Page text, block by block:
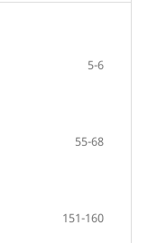
5-6
55-68
151-160